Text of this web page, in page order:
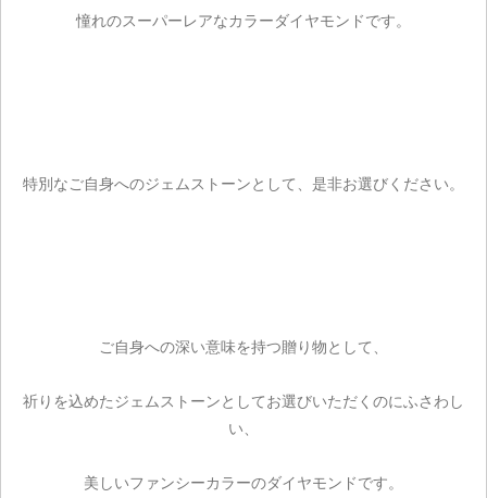
憧れのスーパーレアなカラーダイヤモンドです。
特別なご自身へのジェムストーンとして、是非お選びください。
ご自身への深い意味を持つ贈り物として、
祈りを込めたジェムストーンとしてお選びいただくのにふさわし
い、
美しいファンシーカラーのダイヤモンドです。